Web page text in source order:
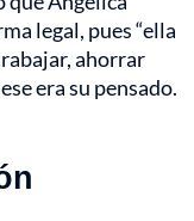
legal, pues “ella
ahorrar
era su pensado.